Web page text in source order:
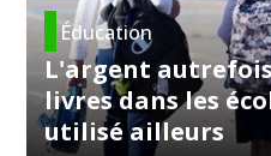
Éducation
L'argent
livres dans les
utilisé ailleurs